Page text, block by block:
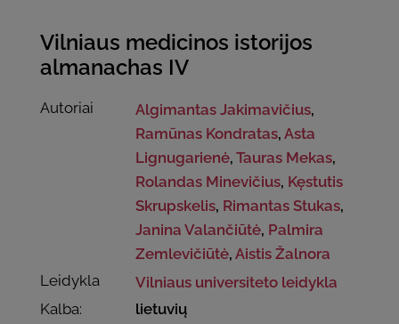
Vilniaus medicinos istorijos
almanachas IV
Autoriai Algimantas Jakimavičius,
Ramūnas Kondratas,Asta
Lignugarienė,Tauras Mekas,
Rolandas Minevičius, Kęstutis
Skrupskelis, Rimantas Stukas,
Janina Valančiūtė, Palmira
Zemlevičiūtė,Aistis Žalnora
Leidykla
Vilniaus universiteto leidykla
Kalba:
lietuvių